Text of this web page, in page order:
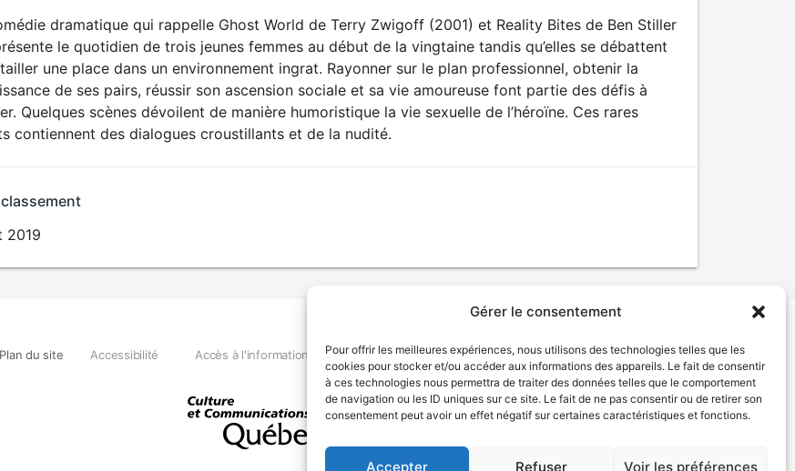
Gérer le consentement
Pour offrir les meilleures expériences, nous utilisons des technologies telles que les
cookies pour stocker et/ou accéder aux informations des appareils. Le fait de consentir
à ces technologies nous permettra de traiter des données telles que le comportement
de navigation ou les ID uniques sur ce site. Le fait de ne pas consentir ou de retirer son
consentement peut avoir un effet négatif sur certaines caractéristiques et fonctions.
Accepter Refuser Voir les préférences
dramatique qui rappelle Ghost World de Terry Zwigoff (2001) et Reality Bites de Ben Stiller
le quotidien de trois jeunes femmes au début de la vingtaine tandis qu’elles se débattent
une place dans un environnement ingrat. Rayonner sur le plan professionnel, obtenir la
de ses pairs, réussir son ascension sociale et sa vie amoureuse font partie des défis à
Quelques scènes dévoilent de manière humoristique la vie sexuelle de l’héroïne. Ces rares
contiennent des dialogues croustillants et de la nudité.
2019
Plan du site Accessibilité Accès à l'information Déclaration de services Politique de confidentialité